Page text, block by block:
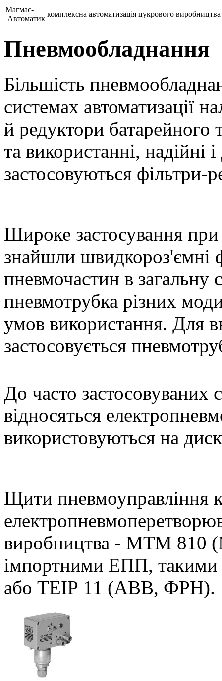
Магмас-
Автоматик
комплексна автоматизація цукрового виробництва
Пневмообладнання
Більшість
системах автоматизації
й редуктори
та використанні, надійні
застосовуються фільтри-
Широке застосування при
знайшли швидкороз'ємні
пневмочастин в загальну
пневмотрубка різних
умов використання. Для
застосовується
До часто застосовуваних
відносяться
використовуються на
Щити пневмоуправління
виробництва - МТМ
імпортними ЕПП,
або TEIP 11 (ABB, ФРН).